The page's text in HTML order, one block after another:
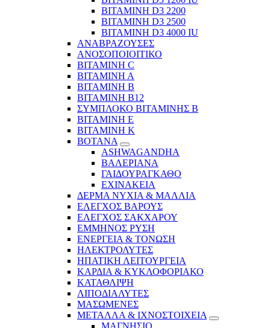
ΒΙΤΑΜΙΝΗ D3 2200
ΒΙΤΑΜΙΝΗ D3 2500
BITAMINH D3 4000 IU
ΑΝΑΒΡΑΖΟΥΣΕΣ
ΑΝΟΣΟΠΟΙΟΙΤΙΚΟ
ΒΙΤΑΜΙΝΗ C
ΒΙΤΑΜΙΝΗ Α
ΒΙΤΑΜΙΝΗ Β
ΒΙΤΑΜΙΝΗ Β12
ΣΥΜΠΛΟΚΟ ΒΙΤΑΜΙΝΗΣ Β
ΒΙΤΑΜΙΝΗ Ε
ΒΙΤΑΜΙΝΗ Κ
ΒΟΤΑΝΑ
ASHWAGANDHA
ΒΑΛΕΡΙΑΝΑ
ΓΑΙΔΟΥΡΑΓΚΑΘΟ
ΕΧΙΝΑΚΕΙΑ
ΔΕΡΜΑ ΝΥΧΙΑ & ΜΑΛΛΙΑ
ΕΛΕΓΧΟΣ ΒΑΡΟΥΣ
ΕΛΕΓΧΟΣ ΣΑΚΧΑΡΟΥ
ΕΜΜΗΝΟΣ ΡΥΣΗ
ΕΝΕΡΓΕΙΑ & ΤΟΝΩΣΗ
ΗΛΕΚΤΡΟΛΥΤΕΣ
ΗΠΑΤΙΚΗ ΛΕΙΤΟΥΡΓΕΙΑ
ΚΑΡΔΙΑ & ΚΥΚΛΟΦΟΡΙΑΚΟ
ΚΑΤΑΘΛΙΨΗ
ΛΙΠΟΔΙΑΛΥΤΕΣ
ΜΑΣΩΜΕΝΕΣ
ΜΕΤΑΛΛΑ & ΙΧΝΟΣΤΟΙΧΕΙΑ
ΜΑΓΝΗΣΙΟ